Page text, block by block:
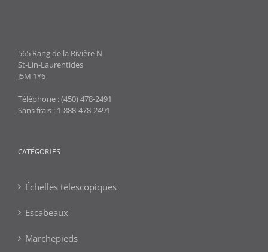
565 Rang de la Rivière N
St-Lin-Laurentides
J5M 1Y6
Téléphone : (450) 478-2491
Sans frais : 1-888-478-2491
CATÉGORIES
Échelles télescopiques
Escabeaux
Marchepieds